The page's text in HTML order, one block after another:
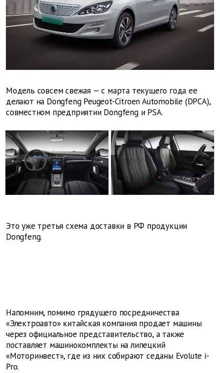
Модель совсем свежая — с марта текущего года ее
делают на Dongfeng Peugeot-Citroen Automobile (DPCA),
совместном предприятии Dongfeng и PSA.
Это уже третья схема доставки в РФ продукции
Dongfeng.
Напомним, помимо грядущего посредничества
«Электроавто» китайская компания продает машины
через официальное представительство, а также
поставляет машинокомплекты на липецкий
«Моторинвест», где из них собирают седаны Evolute i-
Pro.